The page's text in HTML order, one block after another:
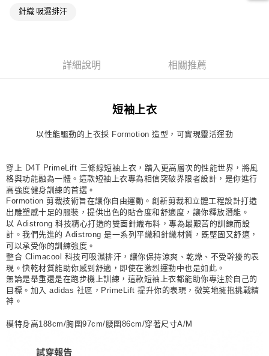
每筆NT$80，滿NT$1,500(含以上)免運費
針織 吸濕排汗
詳細說明 相關推薦
短袖上衣
以性能驅動的上衣採 Formotion 造型，可實現靈活運動
穿上 D4T PrimeLift 三條線短袖上衣，踏入更高層次的性能世界，將風
格與功能融為一體。這款短袖上衣專為相信突破界限者設計，是你進行
高強度健身訓練的首選。
Formotion 剪裁技術旨在讓你自由運動。創新剪裁和立體工程設計打造
出雕塑感十足的服裝，提供出色的貼合度和舒適度，讓你釋放潛能。
以 Adistrong 科技精心打造的雙面針織布料，專為最艱苦的訓鍊而設
計。我們先進的 Adistrong 是一系列平織和針織材質，既堅固又舒適，
可以承受你的訓練強度。
整合 Climacool 科技可吸濕排汗，讓你保持涼爽、乾燥、不受幹擾的表
現。快乾材質能助你感到舒適，即使在激烈運動中也是如此。
無論是舉重還是在跑步機上訓練，這款短袖上衣都能助你專注於自己的
目標。加入 adidas 社區，PrimeLift 提升你的表現，微笑地擁抱挑戰精
神。
模特身高188cm/胸圍97cm/腰圍86cm/穿著尺寸A/M